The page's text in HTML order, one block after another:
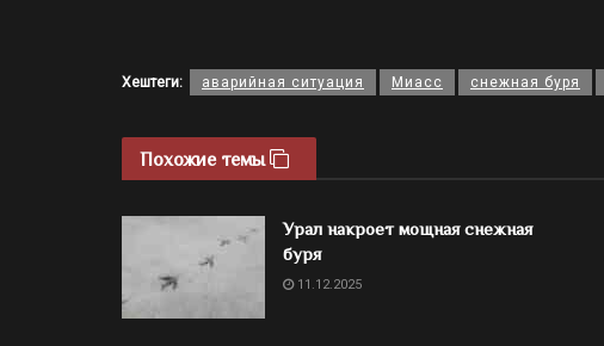
Хештеги: аварийная ситуация Миасс снежная буря
Похожие темы
Урал накроет мощная снежная
буря
11.12.2025